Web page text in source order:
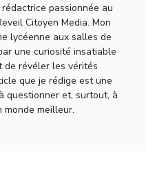
passionnée au
Citoyen Media. Mon
lycéenne aux salles de
une curiosité insatiable
de révéler les vérités
que je rédige est une
questionner et, surtout, à
monde meilleur.